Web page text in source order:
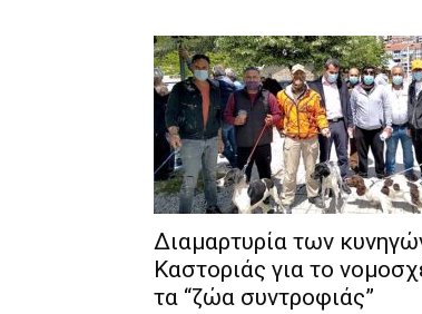
Διαμαρτυρία των
Καστοριάς για το
τα “ζώα συντροφιάς”